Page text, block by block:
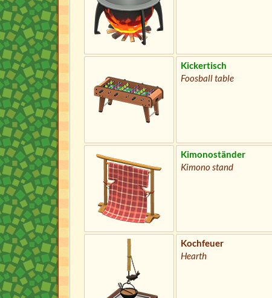
Kickertisch
Foosball table
Kimonoständer
Kimono stand
Kochfeuer
Hearth